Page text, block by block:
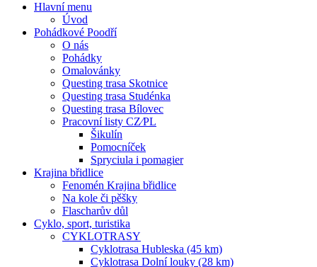
Hlavní menu
Úvod
Pohádkové Poodří
O nás
Pohádky
Omalovánky
Questing trasa Skotnice
Questing trasa Studénka
Questing trasa Bílovec
Pracovní listy CZ⁄PL
Šikulín
Pomocníček
Spryciula i pomagier
Krajina břidlice
Fenomén Krajina břidlice
Na kole či pěšky
Flascharův důl
Cyklo, sport, turistika
CYKLOTRASY
Cyklotrasa Hubleska (45 km)
Cyklotrasa Dolní louky (28 km)